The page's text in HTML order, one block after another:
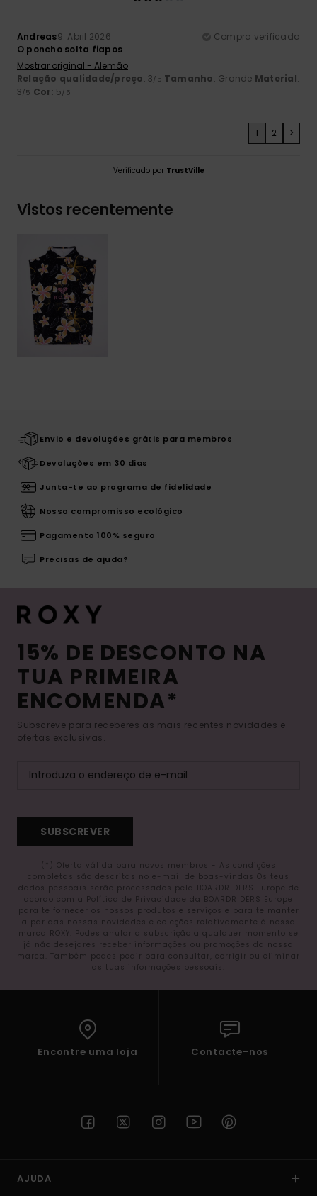
Andreas9. Abril 2026
Compra verificada
O poncho solta fiapos
Mostrar original - Alemão
Relação qualidade/preço: 3/5 Tamanho: Grande Material:
3/5 Cor: 5/5
1 2 >
Verificado por TrustVille
Vistos recentemente
Envio e devoluções grátis para membros
Devoluções em 30 dias
Junta-te ao programa de fidelidade
Nosso compromisso ecológico
Pagamento 100% seguro
Precisas de ajuda?
15% DE DESCONTO NA
TUA PRIMEIRA
ENCOMENDA*
Subscreve para receberes as mais recentes novidades e
ofertas exclusivas.
SUBSCREVER
(*) Oferta válida para novos membros - As condições
completas são descritas no e-mail de boas-vindas Os teus
dados pessoais serão processados pela BOARDRIDERS Europe de
acordo com a Política de Privacidade da BOARDRIDERS Europe
para te fornecer os nossos produtos e serviços e para te manter
a par das nossas novidades e coleções relativamente à nossa
marca ROXY. Podes anular a subscrição a qualquer momento se
já não desejares receber informações ou promoções da nossa
marca. Também podes pedir para consultar, corrigir ou eliminar
as tuas informações pessoais.
Encontre uma loja Contacte-nos
AJUDA